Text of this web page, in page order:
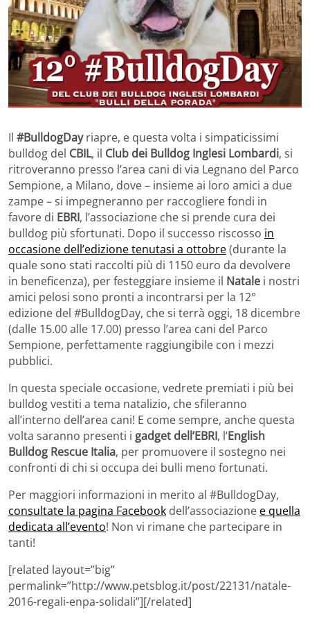
Il #BulldogDayriapre, e questa volta i simpaticissimi
bulldog del CBIL, il Club dei Bulldog Inglesi Lombardi, si
ritroveranno presso l’area cani di via Legnano del Parco
Sempione, a Milano, dove – insieme ai loro amici a due
zampe – si impegneranno per raccogliere fondi in
favore di EBRI, l’associazione che si prende cura dei
bulldog più sfortunati. Dopo il successo riscosso in
occasione dell’edizione tenutasi a ottobre(durante la
quale sono stati raccolti più di 1150 euro da devolvere
in beneficenza), per festeggiare insieme il Natale i nostri
amici pelosi sono pronti a incontrarsi per la 12°
edizione del #BulldogDay, che si terrà oggi, 18 dicembre
(dalle 15.00 alle 17.00) presso l’area cani del Parco
Sempione, perfettamente raggiungibile con i mezzi
pubblici.
In questa speciale occasione, vedrete premiati i più bei
bulldog vestiti a tema natalizio, che sfileranno
all’interno dell’area cani! E come sempre, anche questa
volta saranno presenti i gadget dell’EBRI, l’English
Bulldog Rescue Italia, per promuovere il sostegno nei
confronti di chi si occupa dei bulli meno fortunati.
Per maggiori informazioni in merito al #BulldogDay,
consultate la pagina Facebook dell’associazione e quella
dedicata all’evento! Non vi rimane che partecipare in
tanti!
[related layout=”big”
permalink=”http://www.petsblog.it/post/22131/natale-
2016-regali-enpa-solidali”][/related]